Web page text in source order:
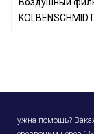
KOLBENSCHMIDT
Нужна помощь?